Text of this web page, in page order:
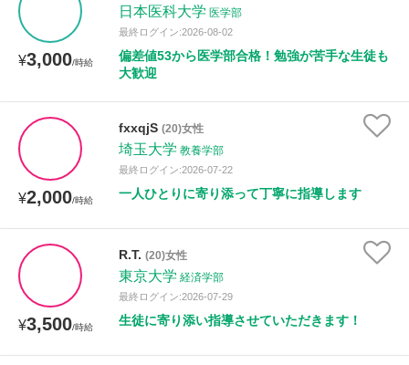
¥3,000/時給
日本医科大学 医学部
最終ログイン:2026-08-02
偏差値53から医学部合格！勉強が苦手な生徒も
大歓迎
¥2,000/時給
fxxqjS (20)女性
埼玉大学 教養学部
最終ログイン:2026-07-22
一人ひとりに寄り添って丁寧に指導します
¥3,500/時給
R.T. (20)女性
東京大学 経済学部
最終ログイン:2026-07-29
生徒に寄り添い指導させていただきます！